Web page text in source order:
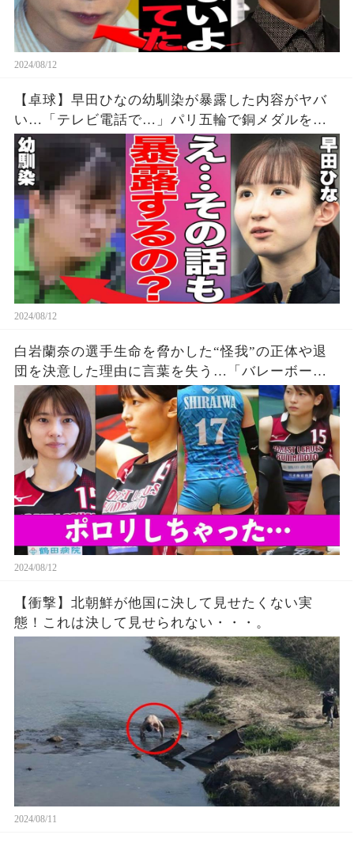
2024/08/12
【卓球】早田ひなの幼馴染が暴露した内容がヤバ
い…「テレビ電話で…」パリ五輪で銅メダルを獲
得した早田選手の幼少期からの親友が明かす衝撃
の事実に驚きを隠せない…【パリオリンピック/女
子シングルス】
2024/08/12
白岩蘭奈の選手生命を脅かした“怪我”の正体や退
団を決意した理由に言葉を失う…「バレーボー
ル」で活躍する選手の“熱愛”の真相に驚きを隠せ
ない…
2024/08/12
【衝撃】北朝鮮が他国に決して見せたくない実
態！これは決して見せられない・・・。
2024/08/11